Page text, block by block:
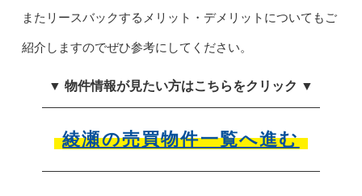
またリースバックするメリット・デメリットについてもご
紹介しますのでぜひ参考にしてください。
▼ 物件情報が見たい方はこちらをクリック ▼
綾瀬の売買物件一覧へ進む